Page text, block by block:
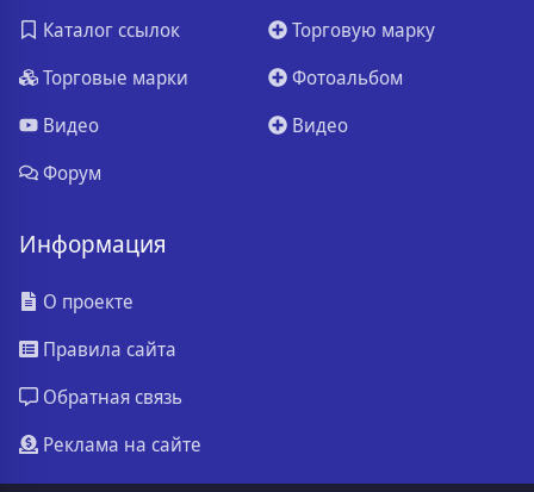
Каталог ссылок
Торговые марки
Видео
Форум
Торговую марку
Фотоальбом
Видео
Информация
О проекте
Правила сайта
Обратная связь
Реклама на сайте